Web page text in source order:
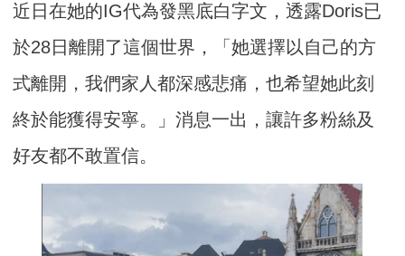
近日在她的IG代為發黑底白字文，透露Doris已
於28日離開了這個世界，「她選擇以自己的方
式離開，我們家人都深感悲痛，也希望她此刻
終於能獲得安寧。」消息一出，讓許多粉絲及
好友都不敢置信。